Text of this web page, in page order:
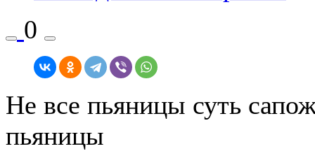
0
Не все пьяницы суть
пьяницы